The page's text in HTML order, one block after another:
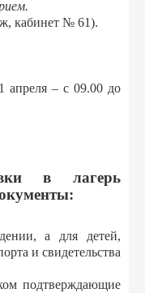
кабинет № 61).
– с 09.00 до
в лагерь
а для детей,
и свидетельства
подтверждающие